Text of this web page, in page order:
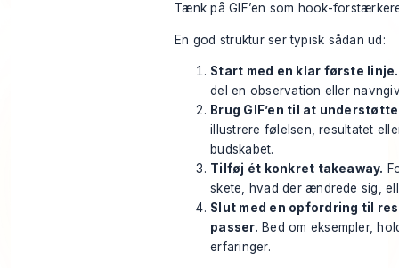
Tænk på GIF’en som hook-
En god struktur ser typisk sådan ud:
Start med en klar første linje.
del en observation eller
Brug GIF’en til at
illustrere følelsen, resultatet
budskabet.
Tilføj ét konkret takeaway.
skete, hvad der ændrede sig,
Slut med en opfordring til
passer. Bed om eksempler,
erfaringer.